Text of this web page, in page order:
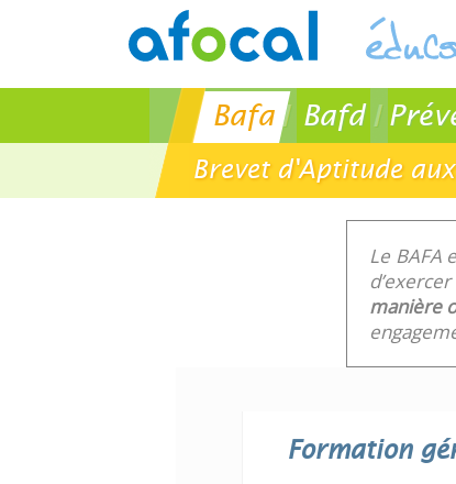
Bafa Bafd
Brevet d'Aptitude
Le BAFA
manière
Formation